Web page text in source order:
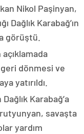
Nikol Paşinyan,
Dağlık Karabağ’ın
görüştü.
geri dönmesi ve
yatırıldı.
Karabağ’a
savaşta
yardım